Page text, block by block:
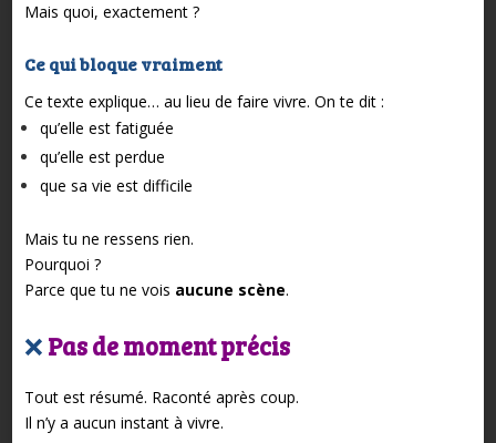
Mais quoi, exactement ?
Ce qui bloque vraiment
Ce texte explique… au lieu de faire vivre. On te dit :
qu’elle est fatiguée
qu’elle est perdue
que sa vie est difficile
Mais tu ne ressens rien.
Pourquoi ?
Parce que tu ne vois aucune scène.
❌ Pas de moment précis
Tout est résumé. Raconté après coup.
Il n’y a aucun instant à vivre.